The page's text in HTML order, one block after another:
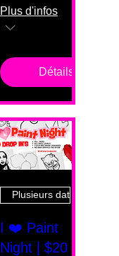
Plus d'infos
Détails
Plusieurs dates
I ❤️ Paint
Night | $20